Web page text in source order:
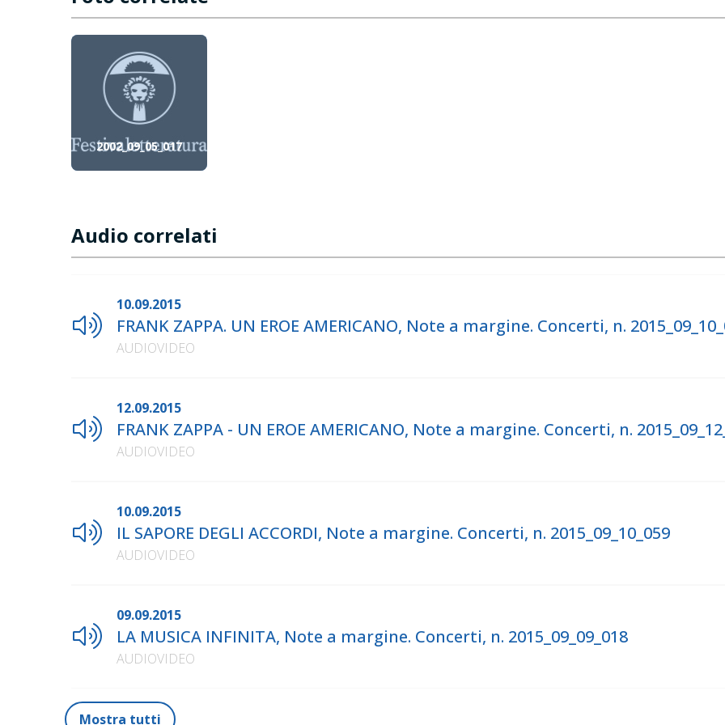
2002_09_05_017
Audio correlati
10.09.2015
FRANK ZAPPA. UN EROE AMERICANO, Note a margine. Concerti, n.
AUDIOVIDEO
12.09.2015
FRANK ZAPPA - UN EROE AMERICANO, Note a margine. Concerti, n.
AUDIOVIDEO
10.09.2015
IL SAPORE DEGLI ACCORDI, Note a margine. Concerti, n. 2015_09_10_059
AUDIOVIDEO
09.09.2015
LA MUSICA INFINITA, Note a margine. Concerti, n. 2015_09_09_018
AUDIOVIDEO
Mostra tutti